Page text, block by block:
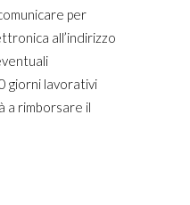
per
all’indirizzo
giorni lavorativi
a rimborsare il